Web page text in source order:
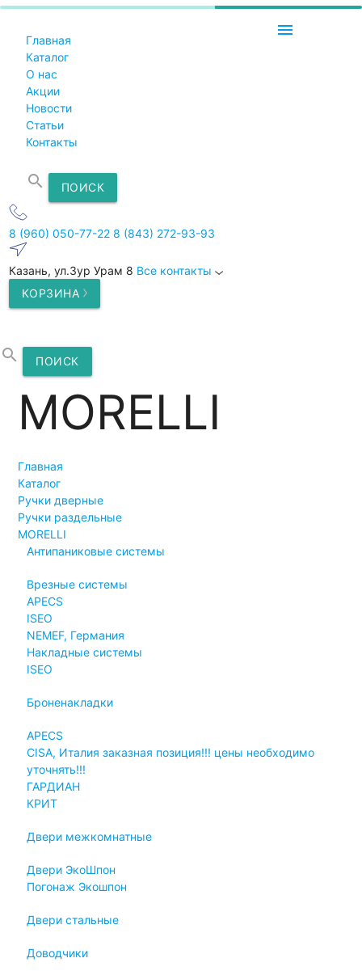
menu
Главная
Каталог
О нас
Акции
Новости
Статьи
Контакты
search ПОИСК
8 (960) 050-77-22 8 (843) 272-93-93
Казань, ул.Зур Урам 8 Все контакты
КОРЗИНА
search ПОИСК
MORELLI
Главная
Каталог
Ручки дверные
Ручки раздельные
MORELLI
Антипаниковые системы
Врезные системы
APECS
ISEO
NEMEF, Германия
Накладные системы
ISEO
Броненакладки
APECS
CISA, Италия заказная позиция!!! цены необходимо
уточнять!!!
ГАРДИАН
КРИТ
Двери межкомнатные
Двери ЭкоШпон
Погонаж Экошпон
Двери стальные
Доводчики